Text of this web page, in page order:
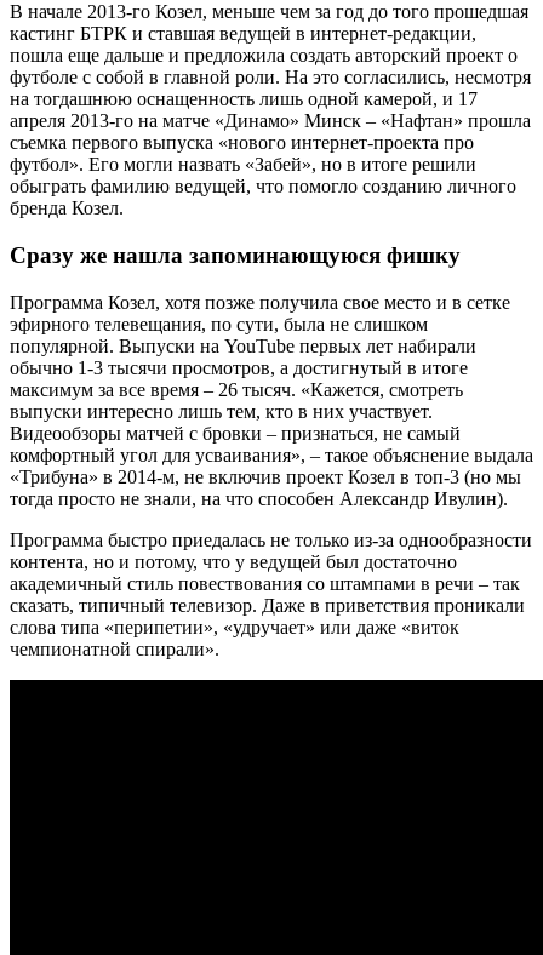
В начале 2013-го Козел, меньше чем за год до того прошедшая
кастинг БТРК и ставшая ведущей в интернет-редакции,
пошла еще дальше и предложила создать авторский проект о
футболе с собой в главной роли. На это согласились, несмотря
на тогдашнюю оснащенность лишь одной камерой, и 17
апреля 2013-го на матче «Динамо» Минск – «Нафтан» прошла
съемка первого выпуска «нового интернет-проекта про
футбол». Его могли назвать «Забей», но в итоге решили
обыграть фамилию ведущей, что помогло созданию личного
бренда Козел.
Сразу же нашла запоминающуюся фишку
Программа Козел, хотя позже получила свое место и в сетке
эфирного телевещания, по сути, была не слишком
популярной. Выпуски на YouTube первых лет набирали
обычно 1-3 тысячи просмотров, а достигнутый в итоге
максимум за все время – 26 тысяч. «Кажется, смотреть
выпуски интересно лишь тем, кто в них участвует.
Видеообзоры матчей с бровки – признаться, не самый
комфортный угол для усваивания», – такое объяснение выдала
«Трибуна» в 2014-м, не включив проект Козел в топ-3 (но мы
тогда просто не знали, на что способен Александр Ивулин).
Программа быстро приедалась не только из-за однообразности
контента, но и потому, что у ведущей был достаточно
академичный стиль повествования со штампами в речи – так
сказать, типичный телевизор. Даже в приветствия проникали
слова типа «перипетии», «удручает» или даже «виток
чемпионатной спирали».